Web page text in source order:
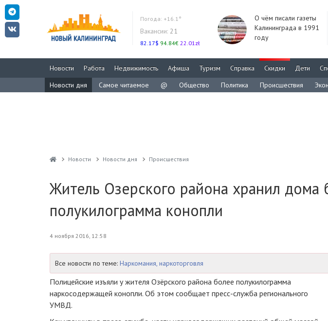
Погода: +16.1°
Вакансии: 21
82.17$ 94.84€ 22.01zł
О чём писали газеты
Калининграда в 1991
году
Новости Работа Недвижимость Афиша Туризм Справка Скидки Дети
Новости дня
Самое читаемое @ Общество Политика Происшествия
Новости Новости дня Проиcшествия
Житель Озерского района хранил дома
полукилограмма конопли
4 ноября 2016, 12:58
Все новости по теме: Наркомания, наркоторговля
Полицейские изъяли у жителя Озёрского района более полукилограмма
наркосодержащей конопли. Об этом сообщает пресс-служба регионального
УМВД.